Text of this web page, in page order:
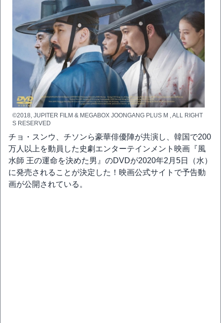
©2018, JUPITER FILM & MEGABOX JOONGANG PLUS M , ALL RIGHT
S RESERVED
チョ・スンウ、チソンら豪華俳優陣が共演し、韓国で200
万人以上を動員した史劇エンターテインメント映画『風
水師 王の運命を決めた男』のDVDが2020年2月5日（水）
に発売されることが決定した！映画公式サイトで予告動
画が公開されている。